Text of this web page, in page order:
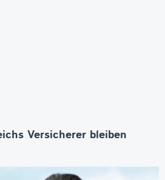
Versicherer bleiben